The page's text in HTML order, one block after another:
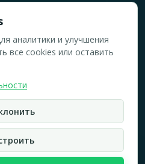
в Болгарии
время
— 18:00
Кристина Верейская
аналитики и улучшения
все cookies или оставить